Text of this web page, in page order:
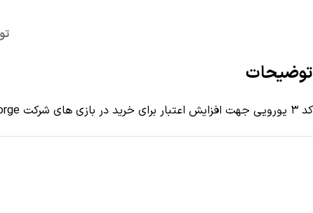
توضیحات
کد 3 یورویی جهت افزایش اعتبار برای خرید در بازی های شرکت Gameforge اروپا مانند Tera و Aion